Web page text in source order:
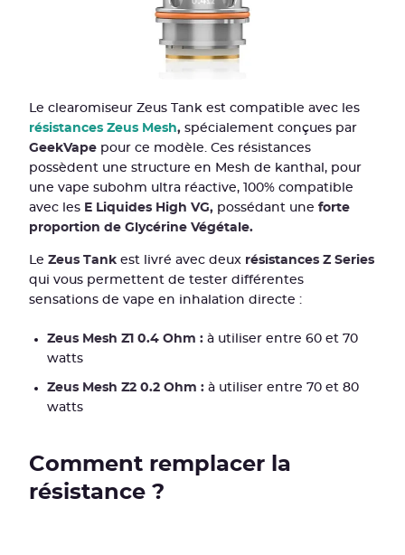
Le clearomiseur Zeus Tank est compatible avec les
résistances Zeus Mesh, spécialement conçues par
GeekVape pour ce modèle. Ces résistances
possèdent une structure en Mesh de kanthal, pour
une vape subohm ultra réactive, 100% compatible
avec les E Liquides High VG, possédant une forte
proportion de Glycérine Végétale.
Le Zeus Tank est livré avec deux résistances Z Series
qui vous permettent de tester différentes
sensations de vape en inhalation directe :
Zeus Mesh Z1 0.4 Ohm : à utiliser entre 60 et 70
watts
Zeus Mesh Z2 0.2 Ohm : à utiliser entre 70 et 80
watts
Comment remplacer la
résistance ?